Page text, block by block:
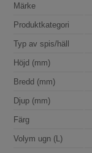
Märke
Produktkategori
Typ av spis/häll
Höjd (mm)
Bredd (mm)
Djup (mm)
Färg
Volym ugn (L)